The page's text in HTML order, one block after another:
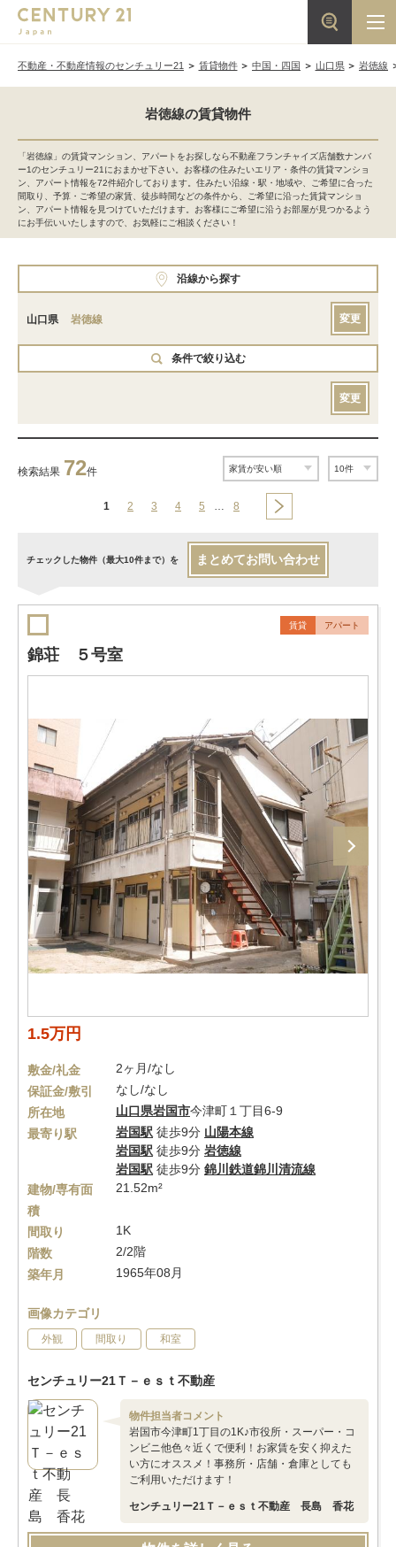
不動産・不動産情報のセンチュリー21 賃貸物件 中国・四国 山口県 岩徳線
岩徳線の賃貸物件
「岩徳線」の賃貸マンション、アパートをお探しなら不動産フランチャイズ店舗数ナンバ
ー1のセンチュリー21におまかせ下さい。お客様の住みたいエリア・条件の賃貸マンショ
ン、アパート情報を72件紹介しております。住みたい沿線・駅・地域や、ご希望に合った
間取り、予算・ご希望の家賃、徒歩時間などの条件から、ご希望に沿った賃貸マンショ
ン、アパート情報を見つけていただけます。お客様にご希望に沿うお部屋が見つかるよう
にお手伝いいたしますので、お気軽にご相談ください！
沿線から探す
山口県 岩徳線 変更
条件で絞り込む
変更
検索結果 72件
1 2 3 4 5 … 8
チェックした物件（最大10件まで）を まとめてお問い合わせ
賃貸 アパート
錦荘 ５号室
1.5万円
敷金/礼金
2ヶ月/なし
保証金/敷引
なし/なし
所在地
山口県岩国市今津町１丁目6-9
最寄り駅
岩国駅 徒歩9分 山陽本線
岩国駅 徒歩9分 岩徳線
岩国駅 徒歩9分 錦川鉄道錦川清流線
建物/専有面
積
21.52m²
間取り
1K
階数
2/2階
築年月
1965年08月
画像カテゴリ
外観 間取り 和室
センチュリー21Ｔ－ｅｓｔ不動産
物件担当者コメント
岩国市今津町1丁目の1K♪市役所・スーパー・コ
ンビニ他色々近くで便利！お家賃を安く抑えた
い方にオススメ！事務所・店舗・倉庫としても
ご利用いただけます！
センチュリー21Ｔ－ｅｓｔ不動産 長島 香花